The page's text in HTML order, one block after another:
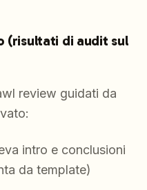
(risultati di audit sul
review guidati da
intro e conclusioni
da template)